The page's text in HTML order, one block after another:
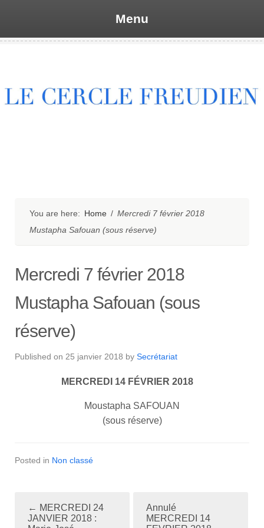
Menu
You are here: Home / Mercredi 7 février 2018
Mustapha Safouan (sous réserve)
Mercredi 7 février 2018
Mustapha Safouan (sous
réserve)
Published on 25 janvier 2018 by Secrétariat
MERCREDI 14 FÉVRIER 2018
Moustapha SAFOUAN
(sous réserve)
Posted in Non classé
← MERCREDI 24
JANVIER 2018 :
Annulé
MERCREDI 14